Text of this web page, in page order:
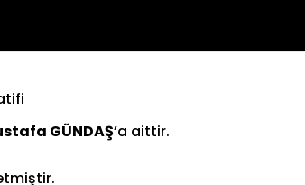
GÜNDAŞ’a aittir.